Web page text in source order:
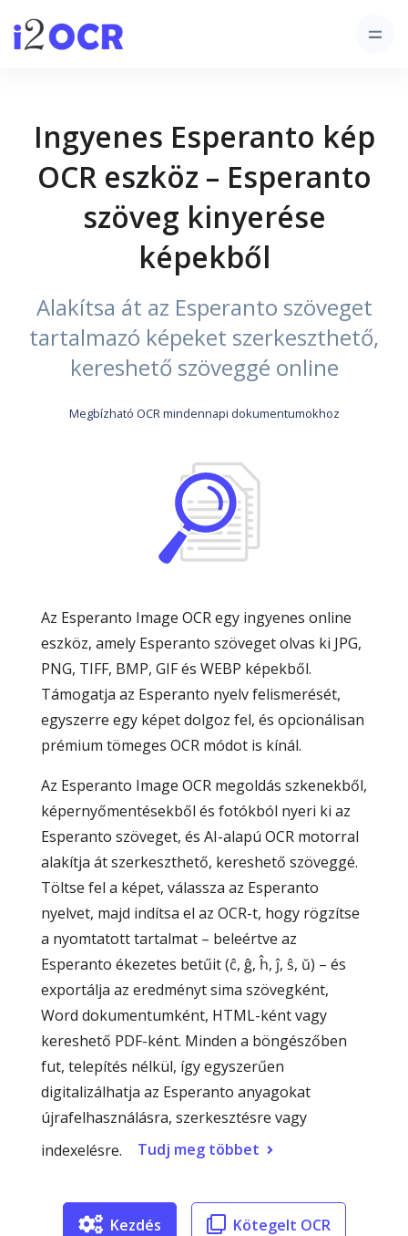
Ingyenes Esperanto kép
OCR eszköz – Esperanto
szöveg kinyerése
képekből
Alakítsa át az Esperanto szöveget
tartalmazó képeket szerkeszthető,
kereshető szöveggé online
Megbízható OCR mindennapi dokumentumokhoz
Az Esperanto Image OCR egy ingyenes online
eszköz, amely Esperanto szöveget olvas ki JPG,
PNG, TIFF, BMP, GIF és WEBP képekből.
Támogatja az Esperanto nyelv felismerését,
egyszerre egy képet dolgoz fel, és opcionálisan
prémium tömeges OCR módot is kínál.
Az Esperanto Image OCR megoldás szkenekből,
képernyőmentésekből és fotókból nyeri ki az
Esperanto szöveget, és AI-alapú OCR motorral
alakítja át szerkeszthető, kereshető szöveggé.
Töltse fel a képet, válassza az Esperanto
nyelvet, majd indítsa el az OCR-t, hogy rögzítse
a nyomtatott tartalmat – beleértve az
Esperanto ékezetes betűit (ĉ, ĝ, ĥ, ĵ, ŝ, ŭ) – és
exportálja az eredményt sima szövegként,
Word dokumentumként, HTML-ként vagy
kereshető PDF-ként. Minden a böngészőben
fut, telepítés nélkül, így egyszerűen
digitalizálhatja az Esperanto anyagokat
újrafelhasználásra, szerkesztésre vagy
indexelésre.
Tudj meg többet
Kezdés Kötegelt OCR